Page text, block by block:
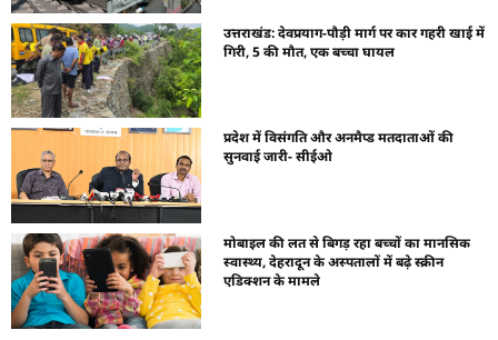
उत्तराखंड: देवप्रयाग-पौड़ी मार्ग पर कार गहरी खाई में
गिरी, 5 की मौत, एक बच्चा घायल
प्रदेश में विसंगति और अनमैप्ड मतदाताओं की
सुनवाई जारी- सीईओ
मोबाइल की लत से बिगड़ रहा बच्चों का मानसिक
स्वास्थ्य, देहरादून के अस्पतालों में बढ़े स्क्रीन
एडिक्शन के मामले